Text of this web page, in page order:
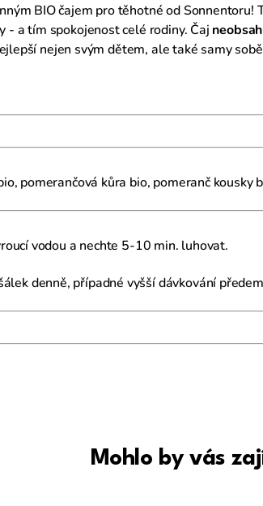
BIO čajem pro těhotné od Sonnentoru!
- a tím spokojenost celé rodiny. Čaj
nejen svým dětem, ale také samy
pomerančová kůra bio, pomeranč kousky
vodou a nechte 5-10 min. luhovat.
denně, případné vyšší dávkování
Mohlo by vás